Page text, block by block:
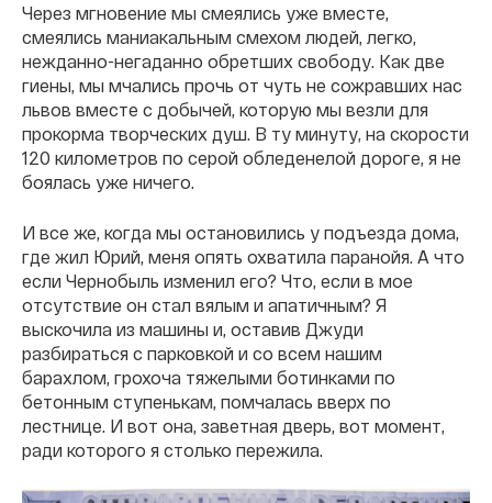
Через мгновение мы смеялись уже вместе,
смеялись маниакальным смехом людей, легко,
нежданно-негаданно обретших свободу. Как две
гиены, мы мчались прочь от чуть не сожравших нас
львов вместе с добычей, которую мы везли для
прокорма творческих душ. В ту минуту, на скорости
120 километров по серой обледенелой дороге, я не
боялась уже ничего.
И все же, когда мы остановились у подъезда дома,
где жил Юрий, меня опять охватила паранойя. А что
если Чернобыль изменил его? Что, если в мое
отсутствие он стал вялым и апатичным? Я
выскочила из машины и, оставив Джуди
разбираться с парковкой и со всем нашим
барахлом, грохоча тяжелыми ботинками по
бетонным ступенькам, помчалась вверх по
лестнице. И вот она, заветная дверь, вот момент,
ради которого я столько пережила.